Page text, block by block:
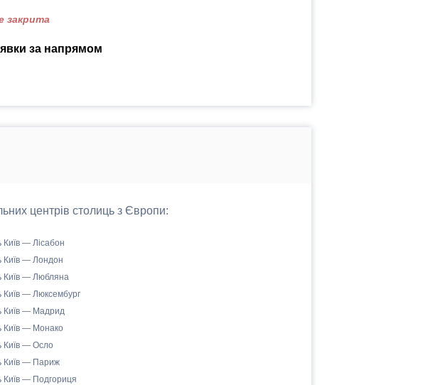
закрита
за напрямом
центрів столиць з Європи:
Київ — Лісабон
Київ — Лондон
Київ — Любляна
Київ — Люксембург
Київ — Мадрид
Київ — Монако
Київ — Осло
Київ — Париж
Київ — Подгориця